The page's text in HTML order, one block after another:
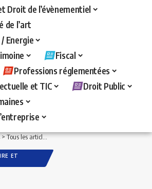
Droit de l’évènementiel
de l’art
Energie
Fiscal
Professions réglementées
et TIC
Droit Public
>Tous les articles >Propriété intellectuelle et TIC>
ET